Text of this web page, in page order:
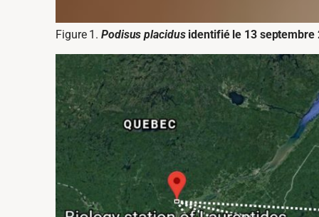
Figure 1. Podisus placidusidentifié le 13 septembre